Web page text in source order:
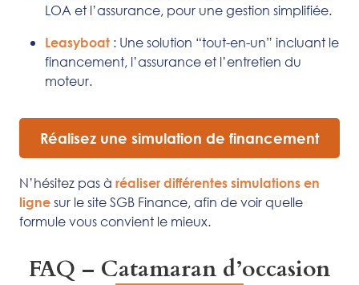
LOA et l’assurance, pour une gestion simplifiée.
Leasyboat : Une solution “tout-en-un” incluant le
financement, l’assurance et l’entretien du
moteur.
Réalisez une simulation de financement
N’hésitez pas à réaliser différentes simulations en
ligne sur le site SGB Finance, afin de voir quelle
formule vous convient le mieux.
FAQ – Catamaran d’occasion